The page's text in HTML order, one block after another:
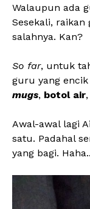
Walaupun ada
Sesekali, raikan
salahnya. Kan?
So far, untuk
guru yang
mugs, botol air,
Awal-awal lagi
satu. Padahal
yang bagi.